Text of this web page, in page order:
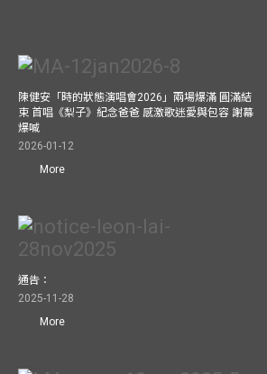
陳健安「時的狀態演唱會2026」兩場爆滿 圓滿結
束 首唱《梨子》紀念爸爸 感激歌迷愛與包容 謝幕
爆喊
2026-01-12
More
通告：
2025-11-28
More